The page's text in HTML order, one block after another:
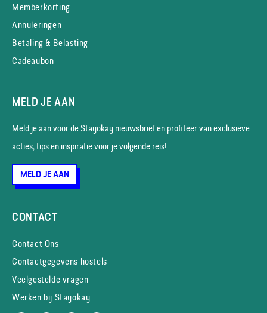
Memberkorting
Annuleringen
Betaling & Belasting
Cadeaubon
MELD JE AAN
Meld je aan voor de Stayokay nieuws­brief en profiteer van exclusieve
acties, tips en inspiratie voor je volgende reis!
MELD JE AAN
CONTACT
Contact Ons
Contactgegevens hostels
Veelgestelde vragen
Werken bij Stayokay